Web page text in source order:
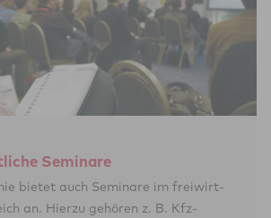
Seminare
bietet auch Seminare im freiwirt­
an. Hierzu ge­hören z. B. Kfz-